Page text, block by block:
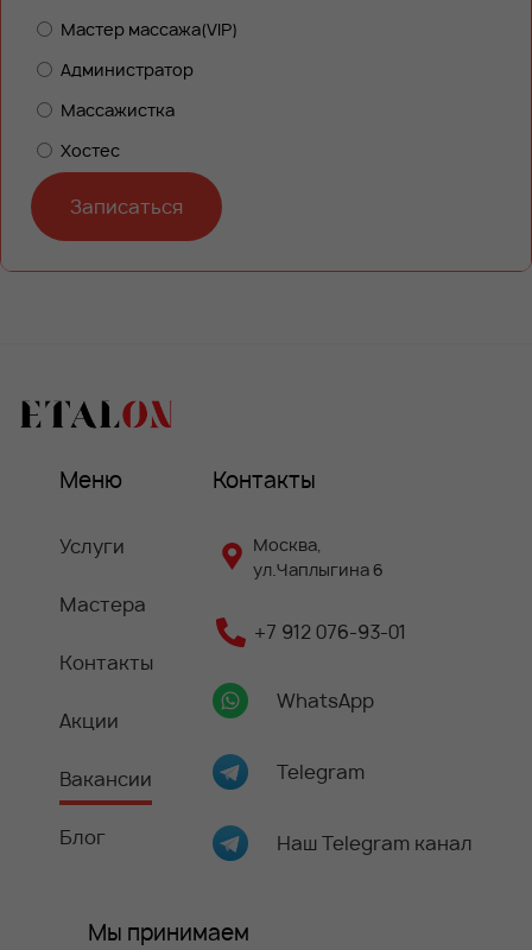
Мастер массажа(VIP)
Администратор
Массажистка
Хостес
Записаться
Меню
Услуги
Мастера
Контакты
Акции
Вакансии
Блог
Контакты
Москва,
ул.Чаплыгина 6
+7 912 076-93-01
WhatsApp
Telegram
Наш Telegram канал
Мы принимаем